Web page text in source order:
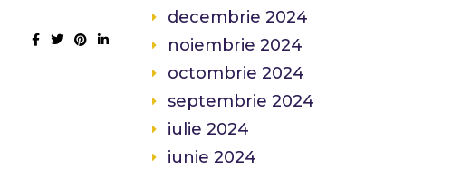
decembrie 2024
noiembrie 2024
octombrie 2024
septembrie 2024
iulie 2024
iunie 2024